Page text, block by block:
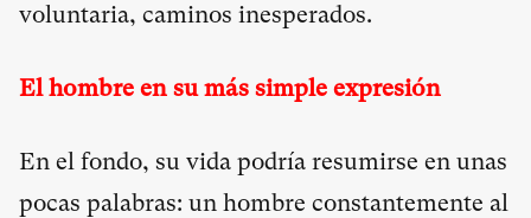
voluntaria, caminos inesperados.
El hombre en su más simple expresión
En el fondo, su vida podría resumirse en unas
pocas palabras: un hombre constantemente al